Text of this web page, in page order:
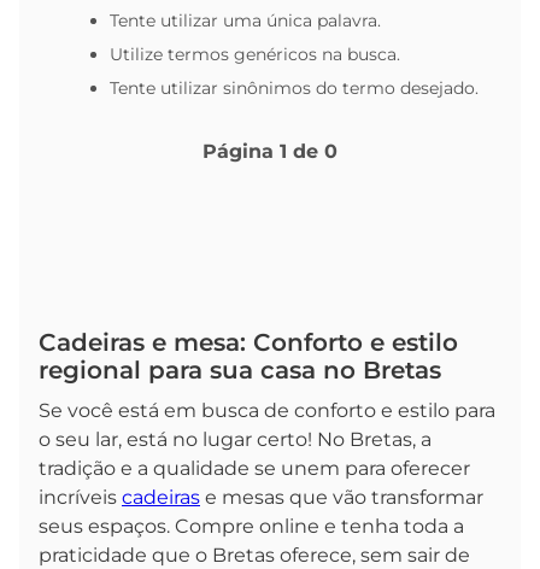
Tente utilizar uma única palavra.
Utilize termos genéricos na busca.
Tente utilizar sinônimos do termo desejado.
Página 1 de 0
Cadeiras e mesa: Conforto e estilo
regional para sua casa no Bretas
Se você está em busca de conforto e estilo para
o seu lar, está no lugar certo! No Bretas, a
tradição e a qualidade se unem para oferecer
incríveis cadeiras e mesas que vão transformar
seus espaços. Compre online e tenha toda a
praticidade que o Bretas oferece, sem sair de